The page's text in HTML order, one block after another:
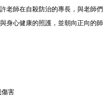
老師在自殺防治的專長，與老師們
身心健康的照護，並朝向正向的師
傷害